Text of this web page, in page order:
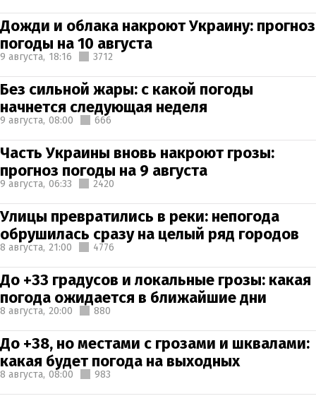
Дожди и облака накроют Украину: прогноз
погоды на 10 августа
9 августа, 18:16 3712
Без сильной жары: с какой погоды
начнется следующая неделя
9 августа, 08:00 666
Часть Украины вновь накроют грозы:
прогноз погоды на 9 августа
9 августа, 06:33 2420
Улицы превратились в реки: непогода
обрушилась сразу на целый ряд городов
8 августа, 21:00 4776
До +33 градусов и локальные грозы: какая
погода ожидается в ближайшие дни
8 августа, 20:00 880
До +38, но местами с грозами и шквалами:
какая будет погода на выходных
8 августа, 08:00 983